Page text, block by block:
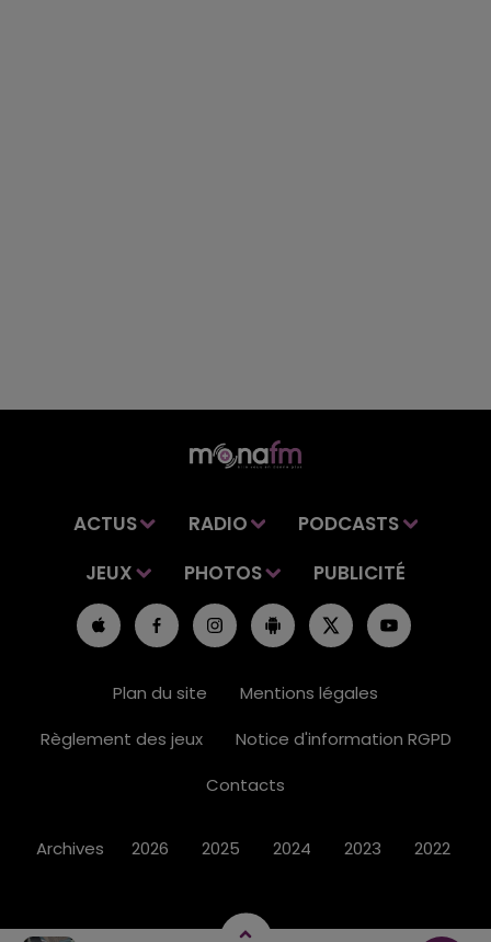
ACTUS RADIO
PODCASTS
JEUX
PHOTOS PUBLICITÉ
Plan du site
Mentions légales
Règlement des jeux
Notice d'information RGPD
Contacts
Archives 2026 2025 2024 2023 2022